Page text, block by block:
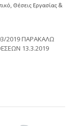
, Θέσεις Εργασίας &
2019 ΠΑΡΑΚΑΛΩ
13.3.2019